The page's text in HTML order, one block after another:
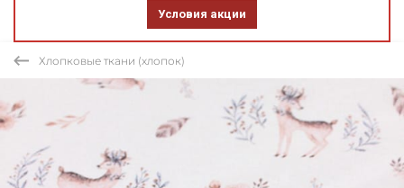
Условия акции
Хлопковые ткани (хлопок)